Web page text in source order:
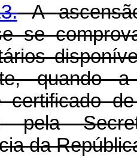
A
se
quando
certificado
pela
da